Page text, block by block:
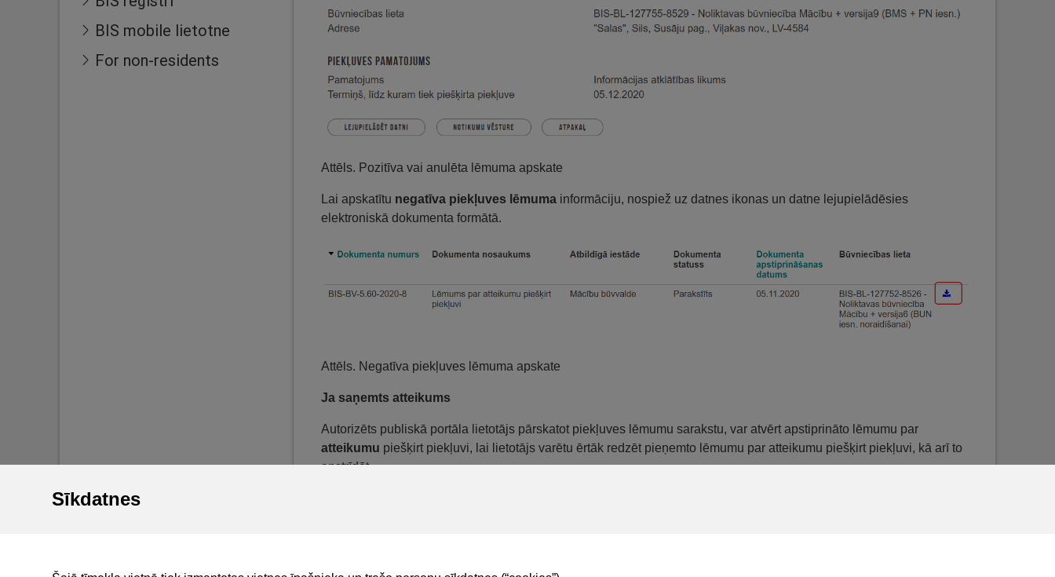
Sīkdatnes
BIS mobile lietotne
For non-residents
Attēls. Pozitīva vai anulēta lēmuma apskate
Lai apskatītu negatīva piekļuves lēmuma informāciju, nospiež uz datnes ikonas un datne lejupielādēsies
elektroniskā dokumenta formātā.
Attēls. Negatīva piekļuves lēmuma apskate
Ja saņemts atteikums
Autorizēts publiskā portāla lietotājs pārskatot piekļuves lēmumu sarakstu, var atvērt apstiprināto lēmumu par
atteikumu piešķirt piekļuvi, lai lietotājs varētu ērtāk redzēt pieņemto lēmumu par atteikumu piešķirt piekļuvi, kā arī to
apstrīdēt.